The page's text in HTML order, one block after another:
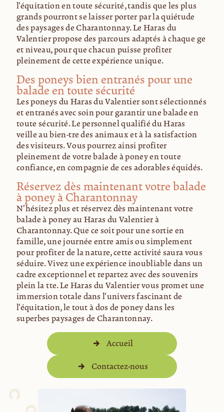
l'équitation en toute sécurité, tandis que les plus
grands pourront se laisser porter par la quiétude
des paysages de Charantonnay. Le Haras du
Valentier propose des parcours adaptés à chaque âge
et niveau, pour que chacun puisse profiter
pleinement de cette expérience unique.
Des poneys bien entraînés pour une
balade en toute sécurité
Les poneys du Haras du Valentier sont sélectionnés
et entraînés avec soin pour garantir une balade en
toute sécurité. Le personnel qualifié du Haras
veille au bien-être des animaux et à la satisfaction
des visiteurs. Vous pourrez ainsi profiter
pleinement de votre balade à poney en toute
confiance, en compagnie de ces adorables équidés.
Réservez dès maintenant votre balade
à poney à Charantonnay
N'hésitez plus et réservez dès maintenant votre
balade à poney au Haras du Valentier à
Charantonnay. Que ce soit pour une sortie en
famille, une journée entre amis ou simplement
pour profiter de la nature, cette activité saura vous
séduire. Vivez une expérience inoubliable dans un
cadre exceptionnel et repartez avec des souvenirs
plein la tête. Le Haras du Valentier vous promet une
immersion totale dans l'univers fascinant de
l'équitation, le tout à dos de poney dans les
superbes paysages de Charantonnay.
Accueil
Contactez-nous